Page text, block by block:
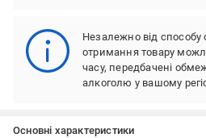
Незалежно від
отримання товару
часу, передбачені
алкоголю у вашому
Основні характеристики